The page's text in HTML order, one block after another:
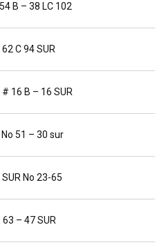
B – 38 LC 102
C 94 SUR
# 16 B – 16 SUR
No 51 – 30 sur
No 23-65
63 – 47 SUR